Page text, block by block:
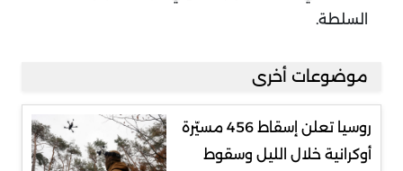
السلطة.
موضوعات أخرى
روسيا تعلن إسقاط 456 مسيّرة
أوكرانية خلال الليل وسقوط